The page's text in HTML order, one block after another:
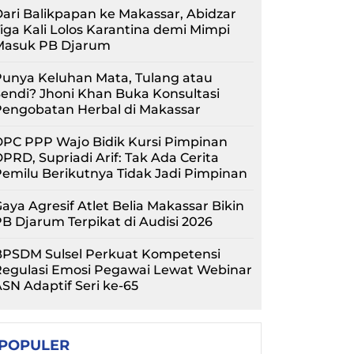
Balikpapan ke Makassar, Abidzar
Kali Lolos Karantina demi Mimpi
PB Djarum
Keluhan Mata, Tulang atau
Jhoni Khan Buka Konsultasi
Herbal di Makassar
PPP Wajo Bidik Kursi Pimpinan
Supriadi Arif: Tak Ada Cerita
Berikutnya Tidak Jadi Pimpinan
Agresif Atlet Belia Makassar Bikin
Djarum Terpikat di Audisi 2026
Sulsel Perkuat Kompetensi
Emosi Pegawai Lewat Webinar
Adaptif Seri ke-65